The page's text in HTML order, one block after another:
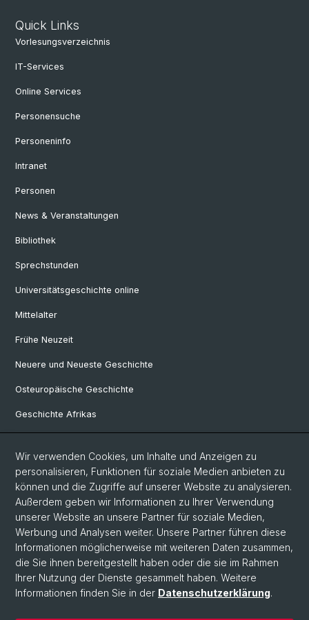
Quick Links
Vorlesungsverzeichnis
IT-Services
Online Services
Personensuche
Personeninfo
Intranet
Personen
News & Veranstaltungen
Bibliothek
Sprechstunden
Universitätsgeschichte online
Mittelalter
Frühe Neuzeit
Neuere und Neueste Geschichte
Osteuropäische Geschichte
Geschichte Afrikas
Social Media
Linkedin
Bluesky
© Universität Basel
Philosophisch-Historische Fakultät
Wir verwenden Cookies, um Inhalte und Anzeigen zu
personalisieren, Funktionen für soziale Medien anbieten zu
können und die Zugriffe auf unserer Website zu analysieren.
Außerdem geben wir Informationen zu Ihrer Verwendung
unserer Website an unsere Partner für soziale Medien,
Werbung und Analysen weiter. Unsere Partner führen diese
Informationen möglicherweise mit weiteren Daten zusammen,
die Sie ihnen bereitgestellt haben oder die sie im Rahmen
Ihrer Nutzung der Dienste gesammelt haben. Weitere
Informationen finden Sie in der Datenschutzerklärung.